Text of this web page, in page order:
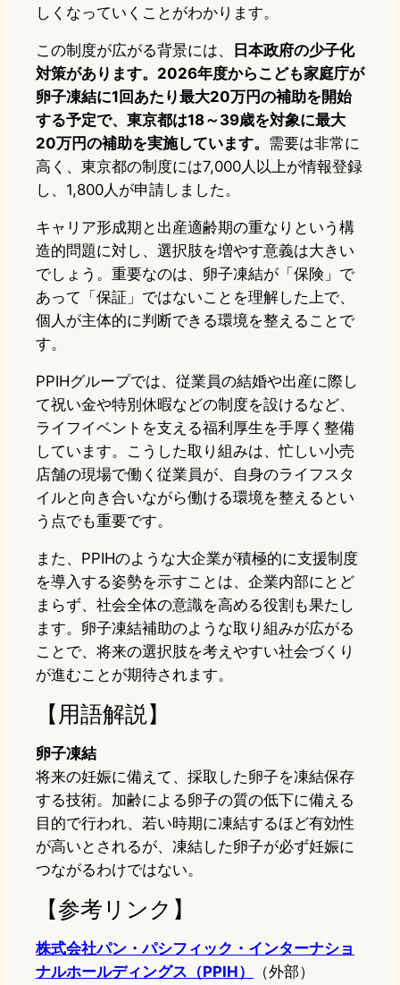
しくなっていくことがわかります。
この制度が広がる背景には、
日本政府の少子化
対策があります。2026年度からこども家庭庁が
卵子凍結に1回あたり最大20万円の補助を開始
する予定で、東京都は18～39歳を対象に最大
20万円の補助を実施しています。 需要は非常に
高く、東京都の制度には7,000人以上が情報登録
し、1,800人が申請しました。
キャリア形成期と出産適齢期の重なりという構
造的問題に対し、選択肢を増やす意義は大きい
でしょう。重要なのは、卵子凍結が「保険」で
あって「保証」ではないことを理解した上で、
個人が主体的に判断できる環境を整えることで
す。
PPIHグループでは、従業員の結婚や出産に際し
て祝い金や特別休暇などの制度を設けるなど、
ライフイベントを支える福利厚生を手厚く整備
しています。こうした取り組みは、忙しい小売
店舗の現場で働く従業員が、自身のライフスタ
イルと向き合いながら働ける環境を整えるとい
う点でも重要です。
また、PPIHのような大企業が積極的に支援制度
を導入する姿勢を示すことは、企業内部にとど
まらず、社会全体の意識を高める役割も果たし
ます。卵子凍結補助のような取り組みが広がる
ことで、将来の選択肢を考えやすい社会づくり
が進むことが期待されます。
【用語解説】
卵子凍結
将来の妊娠に備えて、採取した卵子を凍結保存
する技術。加齢による卵子の質の低下に備える
目的で行われ、若い時期に凍結するほど有効性
が高いとされるが、凍結した卵子が必ず妊娠に
つながるわけではない。
【参考リンク】
株式会社パン・パシフィック・インターナショ
ナルホールディングス（PPIH）
（外部）